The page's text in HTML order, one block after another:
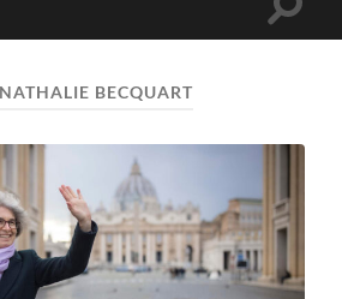
Toggle
NATHALIE BECQUART